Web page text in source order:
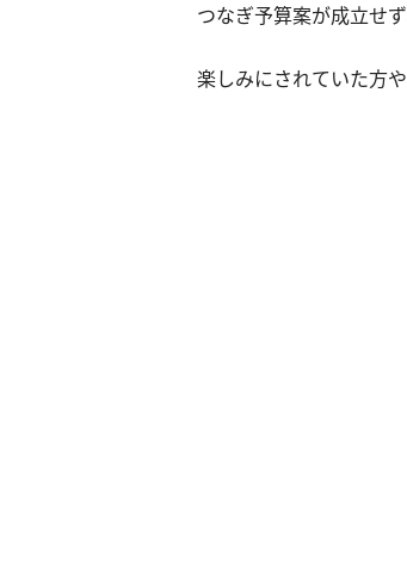
つなぎ予算案が成立せ
楽しみにされていた方